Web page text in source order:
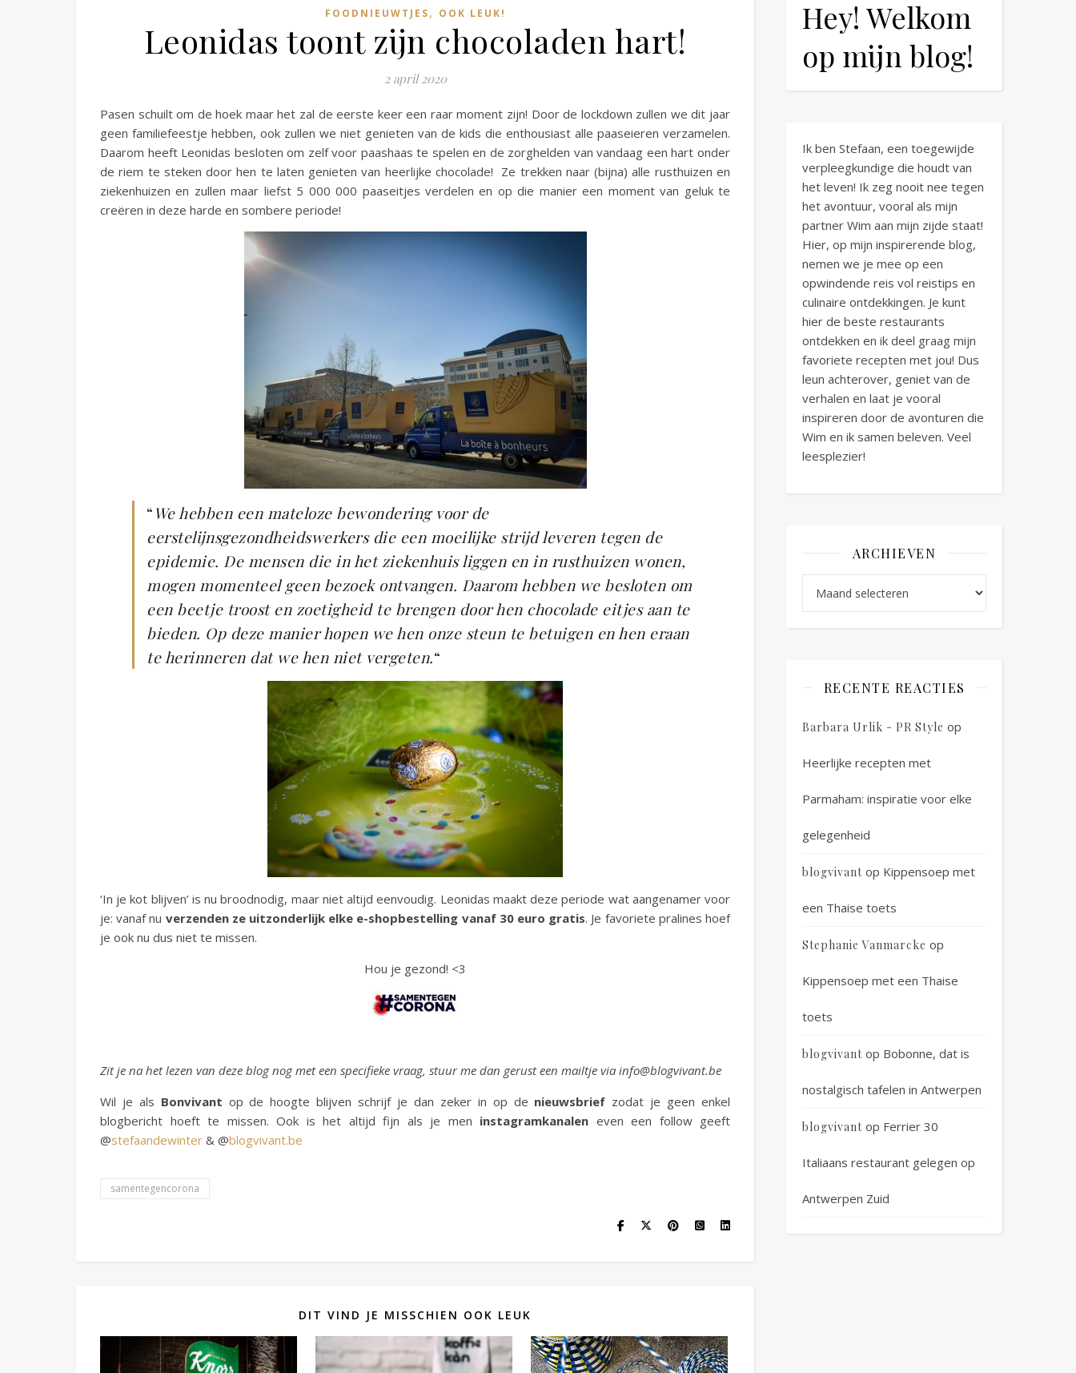
FOODNIEUWTJES, OOK LEUK!
Leonidas toont zijn chocoladen hart!
2 april 2020
Pasen schuilt om de hoek maar het zal de eerste keer een raar moment zijn! Door de lockdown zullen we dit jaar
geen familiefeestje hebben, ook zullen we niet genieten van de kids die enthousiast alle paaseieren verzamelen.
Daarom heeft Leonidas besloten om zelf voor paashaas te spelen en de zorghelden van vandaag een hart onder
de riem te steken door hen te laten genieten van heerlijke chocolade! Ze trekken naar (bijna) alle rusthuizen en
ziekenhuizen en zullen maar liefst 5 000 000 paaseitjes verdelen en op die manier een moment van geluk te
creëren in deze harde en sombere periode!
“We hebben een mateloze bewondering voor de
eerstelijnsgezondheidswerkers die een moeilijke strijd leveren tegen de
epidemie. De mensen die in het ziekenhuis liggen en in rusthuizen wonen,
mogen momenteel geen bezoek ontvangen. Daarom hebben we besloten om
een beetje troost en zoetigheid te brengen door hen chocolade eitjes aan te
bieden. Op deze manier hopen we hen onze steun te betuigen en hen eraan
te herinneren dat we hen niet vergeten.“
‘In je kot blijven’ is nu broodnodig, maar niet altijd eenvoudig. Leonidas maakt deze periode wat aangenamer voor
je: vanaf nu verzenden ze uitzonderlijk elke e-shopbestelling vanaf 30 euro gratis. Je favoriete pralines hoef
je ook nu dus niet te missen.
Hou je gezond! <3
Zit je na het lezen van deze blog nog met een specifieke vraag, stuur me dan gerust een mailtje via info@blogvivant.be
Wil je als Bonvivant op de hoogte blijven schrijf je dan zeker in op de nieuwsbrief zodat je geen enkel
blogbericht hoeft te missen. Ook is het altijd fijn als je men instagramkanalen even een follow geeft
@stefaandewinter & @blogvivant.be
samentegencorona
DIT VIND JE MISSCHIEN OOK LEUK
Hey! Welkom
op mijn blog!
Ik ben Stefaan, een toegewijde
verpleegkundige die houdt van
het leven! Ik zeg nooit nee tegen
het avontuur, vooral als mijn
partner Wim aan mijn zijde staat!
Hier, op mijn inspirerende blog,
nemen we je mee op een
opwindende reis vol reistips en
culinaire ontdekkingen. Je kunt
hier de beste restaurants
ontdekken en ik deel graag mijn
favoriete recepten met jou! Dus
leun achterover, geniet van de
verhalen en laat je vooral
inspireren door de avonturen die
Wim en ik samen beleven. Veel
leesplezier!
ARCHIEVEN
RECENTE REACTIES
Barbara Urlik - PR Style op
Heerlijke recepten met
Parmaham: inspiratie voor elke
gelegenheid
blogvivant op Kippensoep met
een Thaise toets
Stephanie Vanmarcke op
Kippensoep met een Thaise
toets
blogvivant op Bobonne, dat is
nostalgisch tafelen in Antwerpen
blogvivant op Ferrier 30
Italiaans restaurant gelegen op
Antwerpen Zuid